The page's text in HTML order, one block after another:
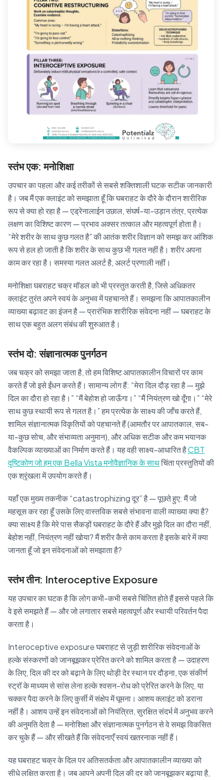
स्तंभ एक: मनोशिक्षा
उपचार का पहला और कई तरीकों से सबसे शक्तिशाली घटक सटीक जानकारी
है। जब मैं एक क्लाइंट को समझाता हूँ कि घबराहट के दौरे के दौरान शारीरिक
रूप से क्या हो रहा है — एड्रेनालाईन उछाल, संघर्ष-या-उड़ान तंत्र, प्रत्येक
लक्षण का विशिष्ट कारण — प्रभाव अक्सर तत्काल और महत्वपूर्ण होता है।
“मेरे शरीर के साथ कुछ गलत है” की आतंक शरीर विज्ञान को समझ कर आंशिक
रूप से हल हो जाती है कि शरीर के साथ कुछ भी गलत नहीं है। शरीर अपना
काम कर रहा है। समस्या गलत अलर्ट है, अलर्ट प्रणाली नहीं।
मनोशिक्षा घबराहट चक्र मॉडल को भी प्रस्तुत करती है, जिसे अधिकतर
क्लाइंट तुरंत अपने स्वयं के अनुभव में पहचानते हैं। समझना कि आपातकालीन
व्याख्या बढ़ावट का इंजन है — प्रारंभिक शारीरिक संवेदना नहीं — घबराहट के
साथ एक बहुत अलग संबंध की शुरुआत है।
स्तंभ दो: संज्ञानात्मक पुनर्गठन
जब चक्र को समझा जाता है, तो हम विशिष्ट आपातकालीन विचारों पर काम
करते हैं जो इसे ईंधन करते हैं। सामान्य लोग हैं: “मेरा दिल दौड़ रहा है — मुझे
दिल का दौरा हो रहा है।” “मैं बेहोश हो जाऊँगा।” “मैं नियंत्रण खो दूँगा।” “मेरे
साथ कुछ स्थायी रूप से गलत है।” हम प्रत्येक के साक्ष्य की जाँच करते हैं,
शामिल संज्ञानात्मक विकृतियों को पहचानते हैं (आमतौर पर आपातकाल, सब-
या-कुछ सोच, और संभाव्यता अनुमान), और अधिक सटीक और कम भयानक
वैकल्पिक व्याख्याओं का निर्माण करते हैं। यह वही साक्ष्य-आधारित हैCBT
दृष्टिकोण जो हम एक Bella Vista मनोवैज्ञानिक के साथचिंता प्रस्तुतियों की
एक श्रृंखला में उपयोग करते हैं।
यहाँ एक मुख्य तकनीक “catastrophizing दूर” है — पूछते हुए: मैं जो
महसूस कर रहा हूँ उसके लिए वास्तविक सबसे संभावना वाली व्याख्या क्या है?
क्या साक्ष्य है कि मेरे पास सैकड़ों घबराहट के दौरे हैं और मुझे दिल का दौरा नहीं,
बेहोश नहीं, नियंत्रण नहीं खोया? मैं शरीर कैसे काम करता है इसके बारे में क्या
जानता हूँ जो इन संवेदनाओं को समझाता है?
स्तंभ तीन: Interoceptive Exposure
यह उपचार का घटक है कि लोग कभी-कभी सबसे चिंतित होते हैं इससे पहले कि
वे इसे समझते हैं — और जो लगातार सबसे महत्वपूर्ण और स्थायी परिवर्तन पैदा
करता है।
Interoceptive exposure घबराहट से जुड़ी शारीरिक संवेदनाओं के
हल्के संस्करणों को जानबूझकर प्रेरित करने को शामिल करता है — उदाहरण
के लिए, दिल की दर को बढ़ाने के लिए थोड़ी देर स्थान पर दौड़ना, एक संकीर्ण
स्ट्रॉ के माध्यम से सांस लेना हल्के श्वसन-रोध को प्रेरित करने के लिए, या
चक्कर पैदा करने के लिए कुर्सी में संक्षेप में घूमना। आशय क्लाइंट को डराना
नहीं है। आशय उन्हें इन संवेदनाओं को नियंत्रित, सुरक्षित संदर्भ में अनुभव करने
की अनुमति देता है — मनोशिक्षा और संज्ञानात्मक पुनर्गठन से वे समझ विकसित
कर चुके हैं — और सीखते हैं कि संवेदनाएँ स्वयं खतरनाक नहीं हैं।
यह घबराहट चक्र के दिल पर अतिसतर्कता और आपातकालीन व्याख्या को
सीधे लक्षित करता है। जब आपने अपनी दिल की दर को जानबूझकर बढ़ाया है,